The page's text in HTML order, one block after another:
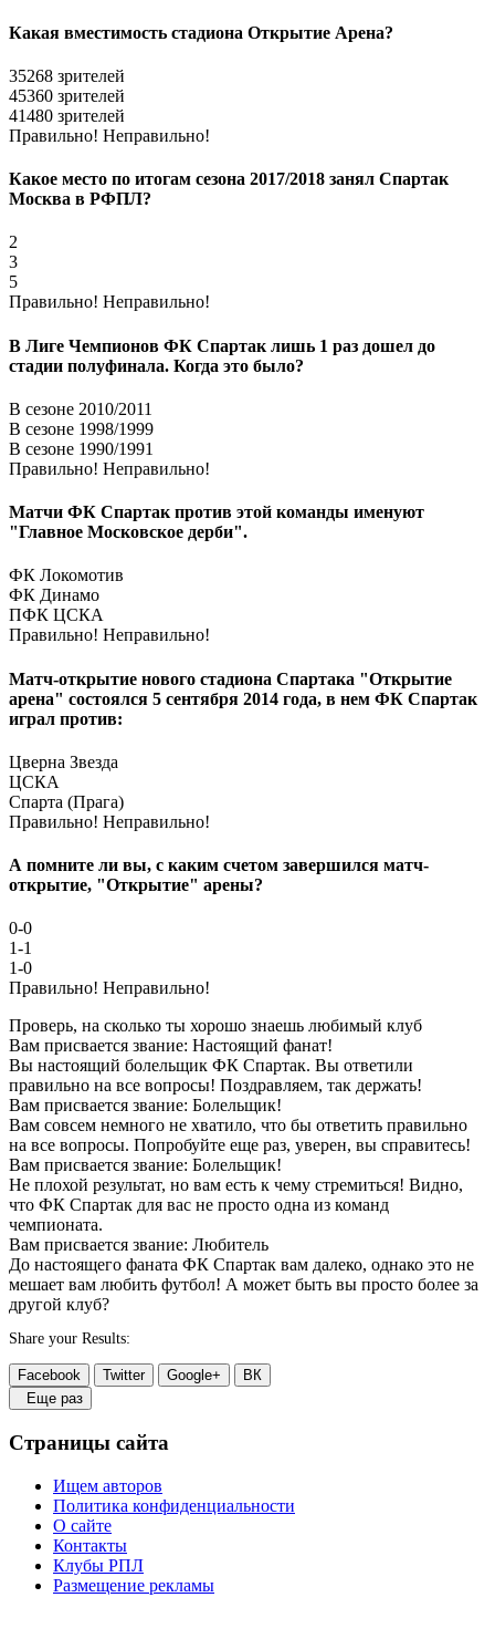
Какая вместимость стадиона Открытие Арена?
35268 зрителей
45360 зрителей
41480 зрителей
Правильно! Неправильно!
Какое место по итогам сезона 2017/2018 занял Спартак
Москва в РФПЛ?
2
3
5
Правильно! Неправильно!
В Лиге Чемпионов ФК Спартак лишь 1 раз дошел до
стадии полуфинала. Когда это было?
В сезоне 2010/2011
В сезоне 1998/1999
В сезоне 1990/1991
Правильно! Неправильно!
Матчи ФК Спартак против этой команды именуют
"Главное Московское дерби".
ФК Локомотив
ФК Динамо
ПФК ЦСКА
Правильно! Неправильно!
Матч-открытие нового стадиона Спартака "Открытие
арена" состоялся 5 сентября 2014 года, в нем ФК Спартак
играл против:
Цверна Звезда
ЦСКА
Спарта (Прага)
Правильно! Неправильно!
А помните ли вы, с каким счетом завершился матч-
открытие, "Открытие" арены?
0-0
1-1
1-0
Правильно! Неправильно!
Проверь, на сколько ты хорошо знаешь любимый клуб
Вам присвается звание: Настоящий фанат!
Вы настоящий болельщик ФК Спартак. Вы ответили
правильно на все вопросы! Поздравляем, так держать!
Вам присвается звание: Болельщик!
Вам совсем немного не хватило, что бы ответить правильно
на все вопросы. Попробуйте еще раз, уверен, вы справитесь!
Вам присвается звание: Болельщик!
Не плохой результат, но вам есть к чему стремиться! Видно,
что ФК Спартак для вас не просто одна из команд
чемпионата.
Вам присвается звание: Любитель
До настоящего фаната ФК Спартак вам далеко, однако это не
мешает вам любить футбол! А может быть вы просто более за
другой клуб?
Share your Results:
Facebook Twitter Google+
ВК
Еще раз
Страницы сайта
Ищем авторов
Политика конфиденциальности
О сайте
Контакты
Клубы РПЛ
Размещение рекламы